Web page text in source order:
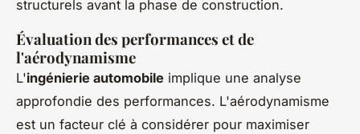
structurels avant la phase de construction.
Évaluation des performances et de
l'aérodynamisme
L'ingénierie automobile implique une analyse
approfondie des performances. L'aérodynamisme
est un facteur clé à considérer pour maximiser